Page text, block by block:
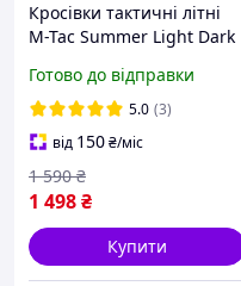
Кросівки тактичні літні
M-Tac Summer Light Dark
легкі ,сітка, для
військових
Готово до відправки
5.0 (3)
від 150₴/міс
1 498₴
1 590 ₴
Купити